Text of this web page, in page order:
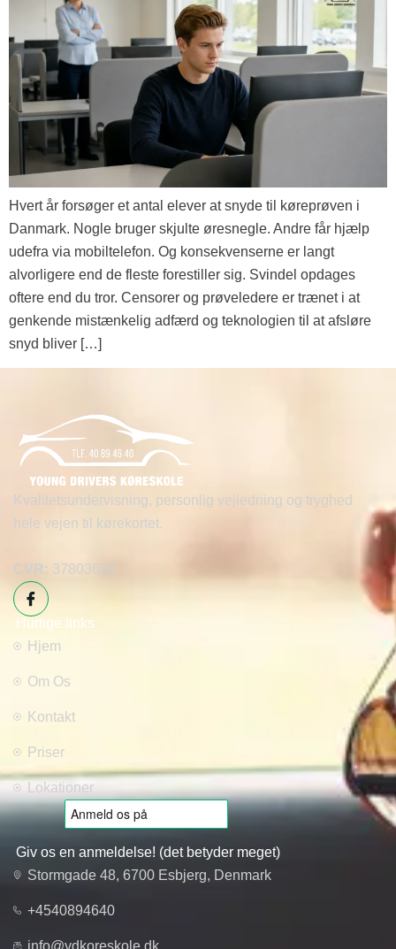
Hvert år forsøger et antal elever at snyde til køreprøven i
Danmark. Nogle bruger skjulte øresnegle. Andre får hjælp
udefra via mobiltelefon. Og konsekvenserne er langt
alvorligere end de fleste forestiller sig. Svindel opdages
oftere end du tror. Censorer og prøveledere er trænet i at
genkende mistænkelig adfærd og teknologien til at afsløre
snyd bliver […]
Kvalitetsundervisning, personlig vejledning og tryghed
hele vejen til kørekortet.
CVR: 37803626
Hurtige links
Hjem
Om Os
Kontakt
Priser
Lokationer
Giv os en anmeldelse! (det betyder meget)
Stormgade 48, 6700 Esbjerg, Denmark
+4540894640
info@ydkoreskole.dk